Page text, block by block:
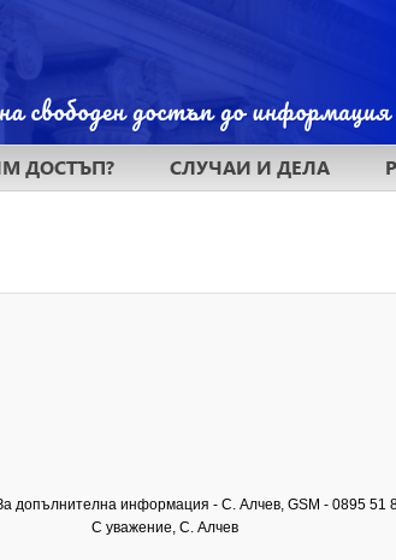
ДОСТЪП? СЛУЧАИ И ДЕЛА
допълнителна информация - С. Алчев, GSM - 0895 51
С. Алчев